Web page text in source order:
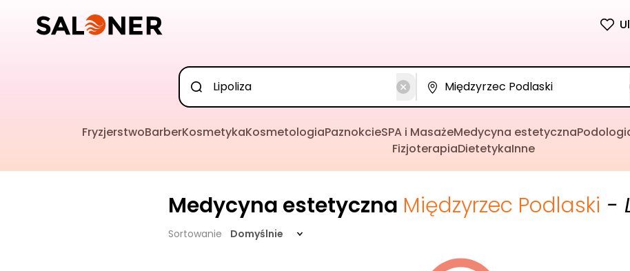
FryzjerstwoBarberKosmetykaKosmetologiaPaznokcieSPA i MasażeMedycyna estetyczna
FizjoterapiaDietetykaInne
Medycyna estetyczna Międzyrzec Podlaski -
Sortowanie Domyślnie